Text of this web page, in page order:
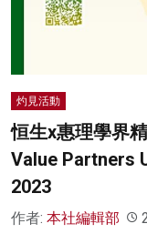
名家榜
灼見活動
恒生x惠理學界
Value Partners
2023
作者: 本社編輯部